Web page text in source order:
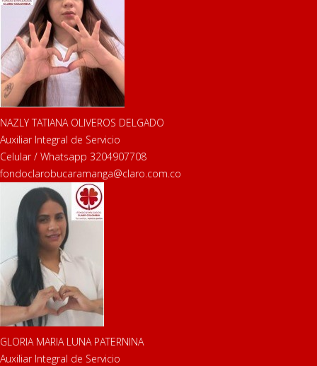
NAZLY TATIANA OLIVEROS DELGADO
Auxiliar Integral de Servicio
Celular / Whatsapp 3204907708
fondoclarobucaramanga@claro.com.co
GLORIA MARIA LUNA PATERNINA
Auxiliar Integral de Servicio